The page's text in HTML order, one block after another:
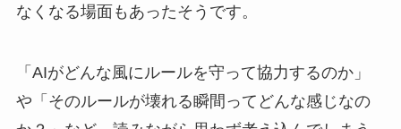
なくなる場面もあったそうです。
「AIがどんな風にルールを守って協力するのか」
や「そのルールが壊れる瞬間ってどんな感じなの